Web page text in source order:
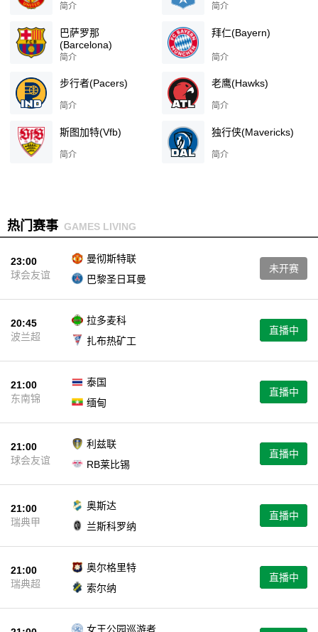
简介 简介
巴萨罗那
(Barcelona)
简介
拜仁(Bayern)
简介
步行者(Pacers)
简介
老鹰(Hawks)
简介
斯图加特(Vfb)
简介
独行侠(Mavericks)
简介
热门赛事 GAMES LIVING
23:00
球会友谊
曼彻斯特联
巴黎圣日耳曼
未开赛
20:45
波兰超
拉多麦科
扎布热矿工
直播中
21:00
东南锦
泰国
缅甸
直播中
21:00
球会友谊
利兹联
RB莱比锡
直播中
21:00
瑞典甲
奥斯达
兰斯科罗纳
直播中
21:00
瑞典超
奥尔格里特
索尔纳
直播中
女王公园巡游者